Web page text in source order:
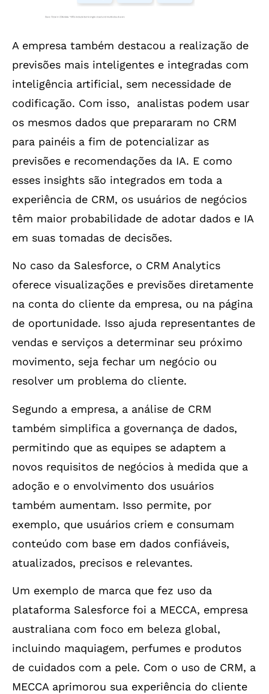
A empresa também destacou a realização de
previsões mais inteligentes e integradas com
inteligência artificial, sem necessidade de
codificação. Com isso, analistas podem usar
os mesmos dados que prepararam no CRM
para painéis a fim de potencializar as
previsões e recomendações da IA. E como
esses insights são integrados em toda a
experiência de CRM, os usuários de negócios
têm maior probabilidade de adotar dados e IA
em suas tomadas de decisões.
No caso da Salesforce, o CRM Analytics
oferece visualizações e previsões diretamente
na conta do cliente da empresa, ou na página
de oportunidade. Isso ajuda representantes de
vendas e serviços a determinar seu próximo
movimento, seja fechar um negócio ou
resolver um problema do cliente.
Segundo a empresa, a análise de CRM
também simplifica a governança de dados,
permitindo que as equipes se adaptem a
novos requisitos de negócios à medida que a
adoção e o envolvimento dos usuários
também aumentam. Isso permite, por
exemplo, que usuários criem e consumam
conteúdo com base em dados confiáveis,
atualizados, precisos e relevantes.
Um exemplo de marca que fez uso da
plataforma Salesforce foi a MECCA, empresa
australiana com foco em beleza global,
incluindo maquiagem, perfumes e produtos
de cuidados com a pele. Com o uso de CRM, a
MECCA aprimorou sua experiência do cliente